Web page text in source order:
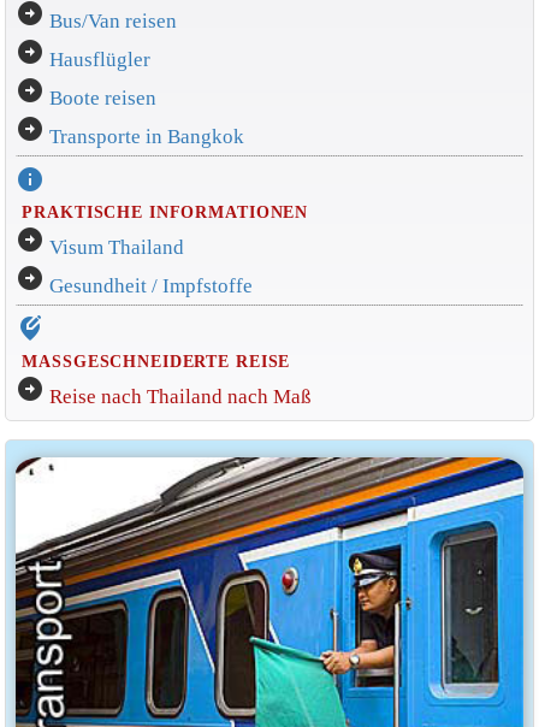
arrow_circle_right Bus/Van reisen
arrow_circle_right Hausflügler
arrow_circle_right Boote reisen
arrow_circle_right Transporte in Bangkok
info
PRAKTISCHE INFORMATIONEN
arrow_circle_right Visum Thailand
arrow_circle_right Gesundheit / Impfstoffe
edit_location_alt
MASSGESCHNEIDERTE REISE
arrow_circle_right Reise nach Thailand nach Maß